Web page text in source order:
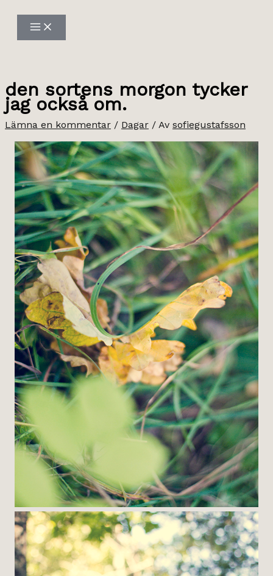
innehåll
den sortens morgon tycker
jag också om.
Lämna en kommentar / Dagar / Av sofiegustafsson